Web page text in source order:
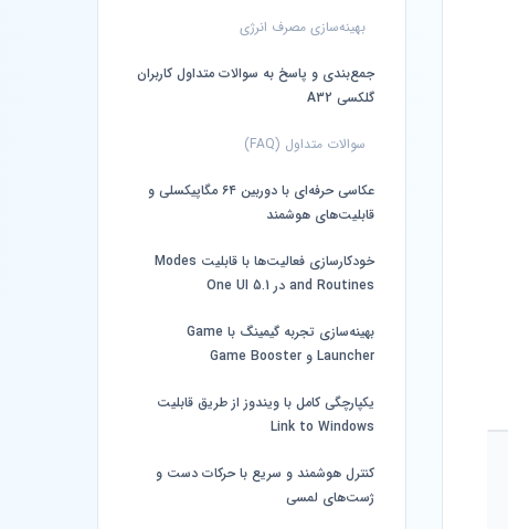
بهینه‌سازی مصرف انرژی
جمع‌بندی و پاسخ به سوالات متداول کاربران
گلکسی A32
سوالات متداول (FAQ)
عکاسی حرفه‌ای با دوربین ۶۴ مگاپیکسلی و
قابلیت‌های هوشمند
خودکارسازی فعالیت‌ها با قابلیت Modes
and Routines در One UI 5.1
بهینه‌سازی تجربه گیمینگ با Game
Launcher و Game Booster
یکپارچگی کامل با ویندوز از طریق قابلیت
Link to Windows
کنترل هوشمند و سریع با حرکات دست و
ژست‌های لمسی